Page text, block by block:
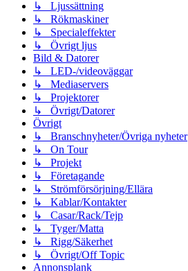
↳ Ljussättning
↳ Rökmaskiner
↳ Specialeffekter
↳ Övrigt ljus
Bild & Datorer
↳ LED-/videoväggar
↳ Mediaservers
↳ Projektorer
↳ Övrigt/Datorer
Övrigt
↳ Branschnyheter/Övriga nyheter
↳ On Tour
↳ Projekt
↳ Företagande
↳ Strömförsörjning/Ellära
↳ Kablar/Kontakter
↳ Casar/Rack/Tejp
↳ Tyger/Matta
↳ Rigg/Säkerhet
↳ Övrigt/Off Topic
Annonsplank